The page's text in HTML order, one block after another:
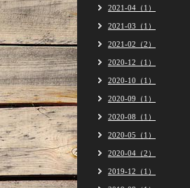
2021-04（1）
2021-03（1）
2021-02（2）
2020-12（1）
2020-10（1）
2020-09（1）
2020-08（1）
2020-05（1）
2020-04（2）
2019-12（1）